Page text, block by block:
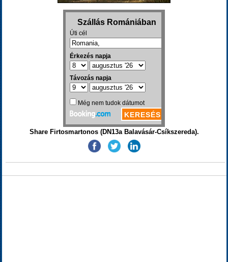
Share Firtosmartonos (DN13a Balavásár-Csíkszereda).